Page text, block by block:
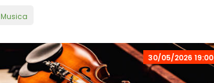
Musica
30/05/2026 19:00